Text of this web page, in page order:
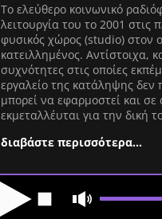
Tο ελεύθερο κοινωνικό
λειτουργία του το 2001 στις
φυσικός χώρος (studio) στον
κατειλλημένος. Αντίστοιχα,
συχνότητες στις οποίες
εργαλείο της κατάληψης δεν
μπορεί να εφαρμοστεί και
εκμεταλλέυται για την δική
διαβάστε περισσότερα…